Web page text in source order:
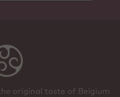
original taste of Belgium